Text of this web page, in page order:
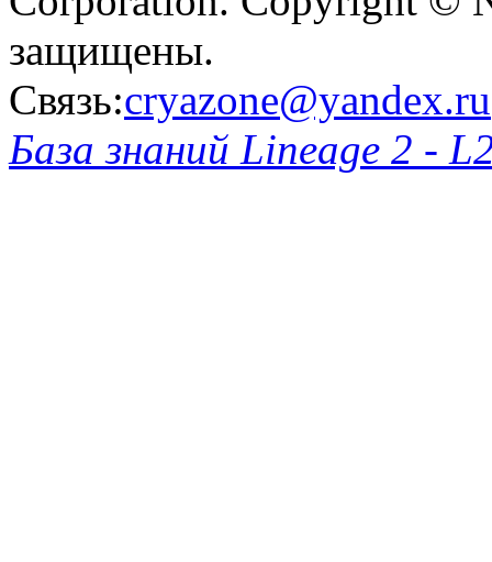
защищены.
Связь:cryazone@yandex.ru
База знаний Lineage 2 -